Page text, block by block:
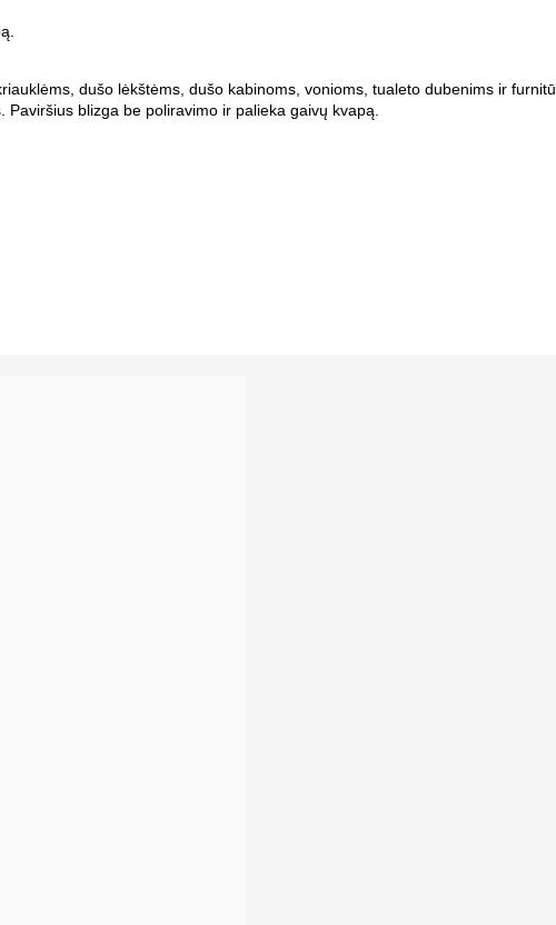
dušo lėkštėms, dušo kabinoms, vonioms, tualeto dubenims ir
blizga be poliravimo ir palieka gaivų kvapą.